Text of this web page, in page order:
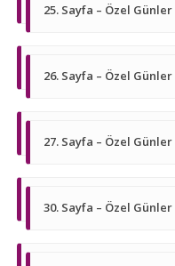
25. Sayfa – Özel
26. Sayfa – Özel
27. Sayfa – Özel
30. Sayfa – Özel